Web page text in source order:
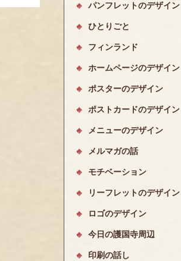
パンフレットのデザイン
ひとりごと
フィンランド
ホームページのデザイン
ポスターのデザイン
ポストカードのデザイン
メニューのデザイン
メルマガの話
モチベーション
リーフレットのデザイン
ロゴのデザイン
今日の護国寺周辺
印刷の話し